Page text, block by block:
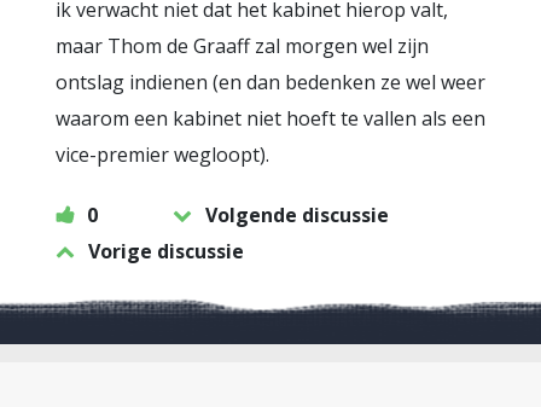
ik verwacht niet dat het kabinet hierop valt,
maar Thom de Graaff zal morgen wel zijn
ontslag indienen (en dan bedenken ze wel weer
waarom een kabinet niet hoeft te vallen als een
vice-premier wegloopt).
0
Volgende discussie
Vorige discussie